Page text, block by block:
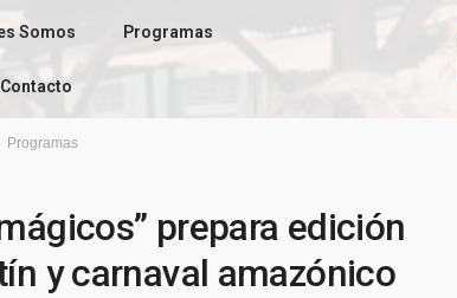
Somos Programas
Contacto
Programas
prepara edición
y carnaval amazónico